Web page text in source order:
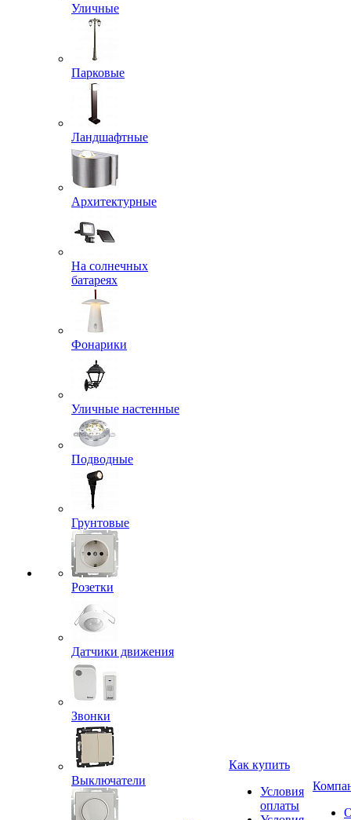
Уличные
Парковые
Ландшафтные
Архитектурные
На солнечных
батареях
Фонарики
Уличные настенные
Подводные
Грунтовые
Розетки
Датчики движения
Звонки
Выключатели
Как купить
Условия
оплаты